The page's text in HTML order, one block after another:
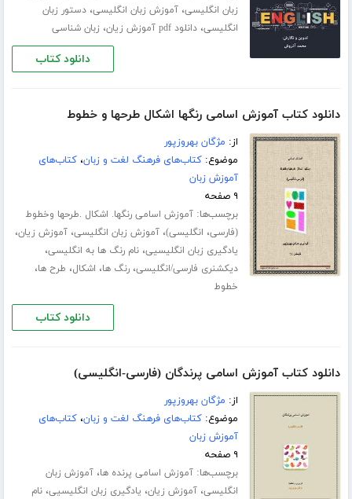
زبان انگلیسی،آموزش زبان انگلیسی،دستور زبان
انگلیسی،دانلود pdf آموزش زیان ، زبان شناسی
دانلود کتاب
دانلود کتاب آموزش اسامی رنگها اشکال طرحها و خطوط
از: مژگان بهروزپور
موضوع:کتاب‌های فرهنگ لغت و زبان،کتاب‌های
آموزش زبان
۹ صفحه
برچسب‌ها:آموزش اسامی رنگها. اشکال .طرحها وخطوط
(فارسی، انگلیسی)،آموزش زبان انگلیسی،آموزش زیان،
یادگیری زبان انگلیسیی،نام رنگ ها به انگلیسی،
دیکشنری فارسی/انگلیسی،رنگ ها، اشکال، طرح ها،
خطوط
دانلود کتاب
دانلود کتاب آموزش اسامی پرندگان (فارسی-انگلیسی)
از: مژگان بهروزپور
موضوع:کتاب‌های فرهنگ لغت و زبان،کتاب‌های
آموزش زبان
۹ صفحه
برچسب‌ها:آموزش اسامی پرنده ها،آموزش زبان
انگلیسی،آموزش زیان، یادگیری زبان انگلیسیی،نام